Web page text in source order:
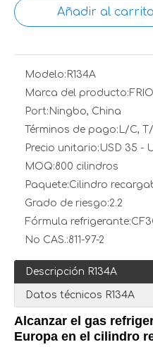
Añadir al carrito
Modelo: R134A
Marca del producto:
Port: Ningbo, China
Términos de pago: L/C, T/
Precio unitario: USD 35 -
MOQ:800 cilindros
Paquete:Cilindro
Grado de riesgo:2.2
Fórmula refrigerante:
No CAS.:811-97-2
Descripción R134A
Datos técnicos R134A
Alcanzar el gas
Europa en el cilindro